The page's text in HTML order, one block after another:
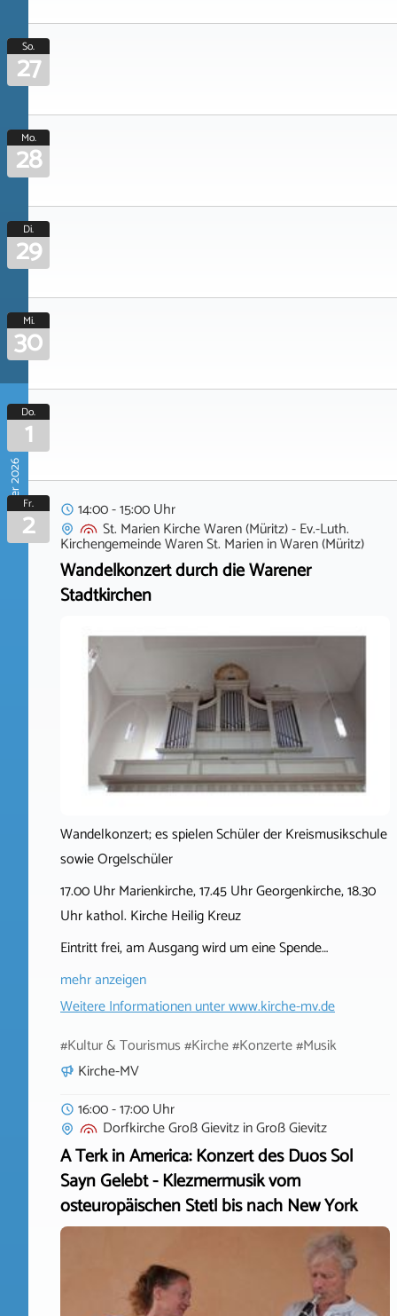
So.
27
Mo.
28
Di.
29
Mi.
30
Oktober 2026
Do.
1
Fr.
2
14:00 - 15:00 Uhr
St. Marien Kirche Waren (Müritz) - Ev.-Luth.
Kirchengemeinde Waren St. MarieninWaren (Müritz)
Wandelkonzert durch die Warener
Stadtkirchen
Wandelkonzert; es spielen Schüler der Kreismusikschule
sowie Orgelschüler
17.00 Uhr Marienkirche, 17.45 Uhr Georgenkirche, 18.30
Uhr kathol. Kirche Heilig Kreuz
Eintritt frei, am Ausgang wird um eine Spende…
mehr anzeigen
Weitere Informationen unterwww.kirche-mv.de
#Kultur & Tourismus #Kirche #Konzerte #Musik
Kirche-MV
16:00 - 17:00 Uhr
Dorfkirche Groß GievitzinGroß Gievitz
A Terk in America: Konzert des Duos Sol
Sayn Gelebt - Klezmermusik vom
osteuropäischen Stetl bis nach New York